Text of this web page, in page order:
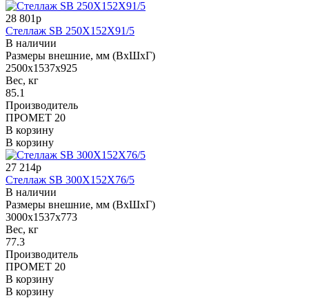
28 801р
Стеллаж SB 250X152X91/5
В наличии
Размеры внешние, мм (ВхШхГ)
2500x1537x925
Вес, кг
85.1
Производитель
ПРОМЕТ 20
В корзину
В корзину
27 214р
Стеллаж SB 300X152X76/5
В наличии
Размеры внешние, мм (ВхШхГ)
3000x1537x773
Вес, кг
77.3
Производитель
ПРОМЕТ 20
В корзину
В корзину